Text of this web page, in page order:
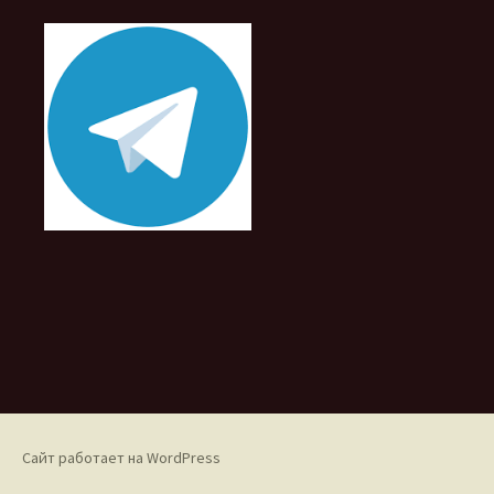
Сайт работает на WordPress